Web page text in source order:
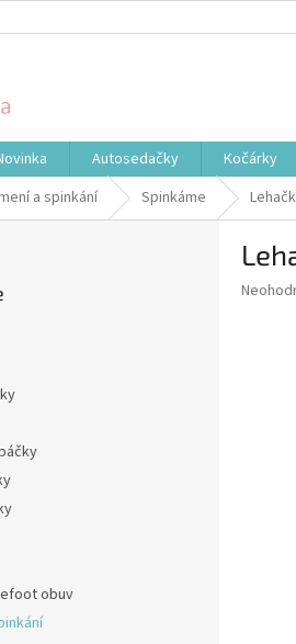
Autosedačky
Kočárky
a spinkání Spinkáme
obuv